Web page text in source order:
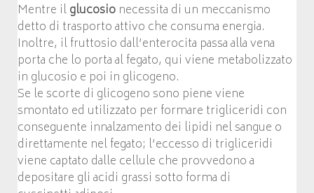
Mentre ilglucosio necessita di un meccanismo
detto di trasporto attivo che consuma energia.
Inoltre, il fruttosio dall’enterocita passa alla vena
porta che lo porta al fegato, qui viene metabolizzato
in glucosio e poi in glicogeno.
Se le scorte di glicogeno sono piene viene
smontato ed utilizzato per formare trigliceridi con
conseguente innalzamento dei lipidi nel sangue o
direttamente nel fegato; l’eccesso di trigliceridi
viene captato dalle cellule che provvedono a
depositare gli acidi grassi sotto forma di